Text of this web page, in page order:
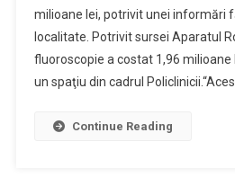
milioane lei, potrivit unei informări
localitate. Potrivit sursei Aparatul
fluoroscopie a costat 1,96
un spaţiu din cadrul
Continue Reading